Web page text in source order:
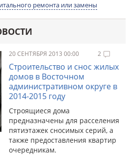
ремонта или замены
20 СЕНТЯБРЯ 2013 00:00 2
Строительство и снос жилых
домов в Восточном
административном округе в
2014-2015 году
Строящиеся дома
предназначены для расселения
пятиэтажек сносимых серий, а
также предоставления квартир
очередникам.